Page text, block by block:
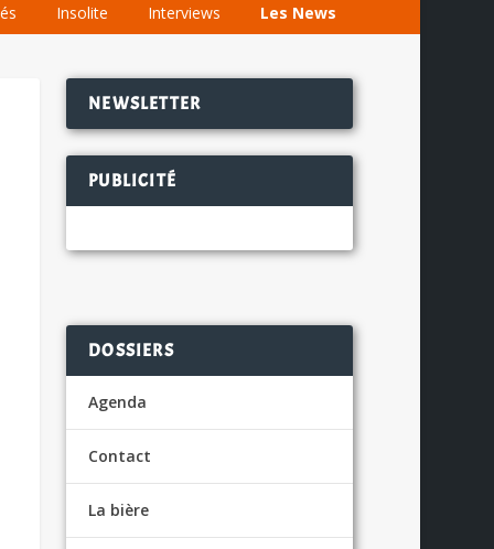
Insolite Interviews Les News
NEWSLETTER
PUBLICITÉ
DOSSIERS
Agenda
Contact
La bière